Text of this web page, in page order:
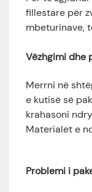
fillestare për
mbeturinave,
Vëzhgimi dhe
Merrni në
e kutisë së
krahasoni
Materialet e
Problemi i